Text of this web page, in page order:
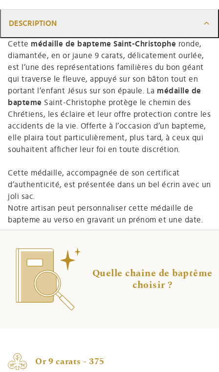
DESCRIPTION
Cette médaille de bapteme Saint-Christophe ronde,
diamantée, en or jaune 9 carats, délicatement ourlée,
est l’une des représentations familières du bon géant
qui traverse le fleuve, appuyé sur son bâton tout en
portant l’enfant Jésus sur son épaule. La médaille de
bapteme Saint-Christophe protège le chemin des
Chrétiens, les éclaire et leur offre protection contre les
accidents de la vie. Offerte à l’occasion d’un bapteme,
elle plaira tout particulièrement, plus tard, à ceux qui
souhaitent afficher leur foi en toute discrétion.
Cette médaille, accompagnée de son certificat
d’authenticité, est présentée dans un bel écrin avec un
joli sac.
Notre artisan peut personnaliser cette médaille de
bapteme au verso en gravant un prénom et une date.
Quelle chaine de baptême
choisir ?
Or 9 carats - 375